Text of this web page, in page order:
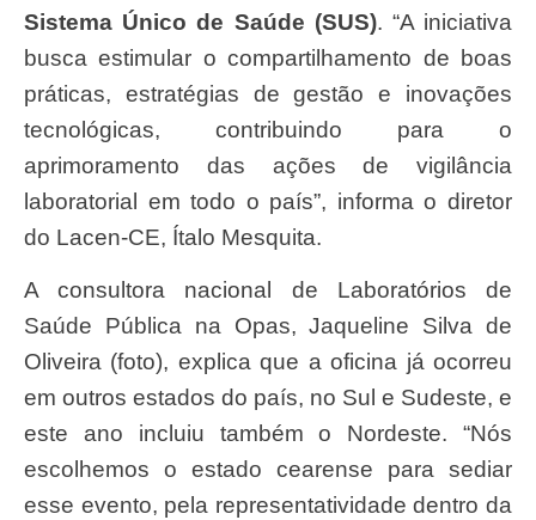
Sistema Único de Saúde (SUS). “A iniciativa
busca estimular o compartilhamento de boas
práticas, estratégias de gestão e inovações
tecnológicas, contribuindo para o
aprimoramento das ações de vigilância
laboratorial em todo o país”, informa o diretor
do Lacen-CE, Ítalo Mesquita.
A consultora nacional de Laboratórios de
Saúde Pública na Opas, Jaqueline Silva de
Oliveira (foto), explica que a oficina já ocorreu
em outros estados do país, no Sul e Sudeste, e
este ano incluiu também o Nordeste. “Nós
escolhemos o estado cearense para sediar
esse evento, pela representatividade dentro da